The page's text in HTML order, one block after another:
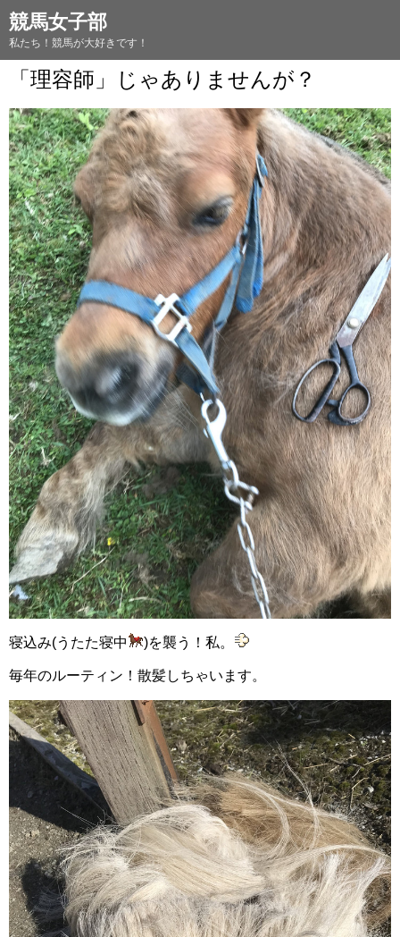
競馬女子部
私たち！競馬が大好きです！
「理容師」じゃありませんが？
寝込み(うたた寝中 )を襲う！私。
毎年のルーティン！散髪しちゃいます。